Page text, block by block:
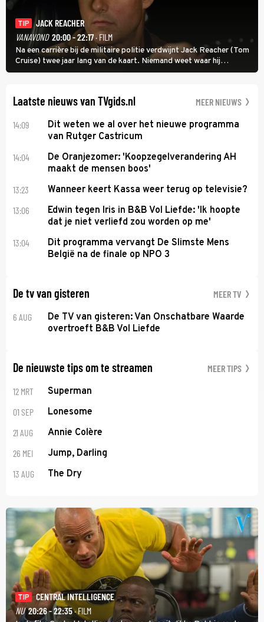
TIP
JACK REACHER
VANAVOND 20:00 - 22:17· FILM
Na een carrière bij de militaire politie verdwijnt Jack Reacher (Tom
Cruise) twee jaar lang van de kaart. Niemand weet waar hij
uithangt, totdat moordverdachte James Barr naar hem vraagt.
Laatste nieuws van TVgids.nl MEER NIEUWS
14:09
Dit weten we al over het nieuwe programma
van Rutger Castricum
14:04
De Oranjezomer: 'Koopzegelverandering AH
maakt de mensen boos'
13:23 Wanneer keert Kassa weer terug op televisie?
13:06
Edwin tegen Iris in B&B Vol Liefde: 'Ik hoopte
dat je niet verliefd zou worden op me'
13:04
Dit programma vervangt De Slimste Mens
België na de finale op NPO 3
De tv van gisteren MEER TV
6 AUG
De TV van gisteren: Van Onschatbare Waarde
overtroeft B&B Vol Liefde
De nieuwste tips om te streamen MEER TIPS
12 MRT Superman
01 SEP Lonesome
21 AUG Annie Colère
26 MEI Jump, Darling
13 AUG The Dry
TIP
CENTRAL INTELLIGENCE
NU 20:26 - 22:35· FILM